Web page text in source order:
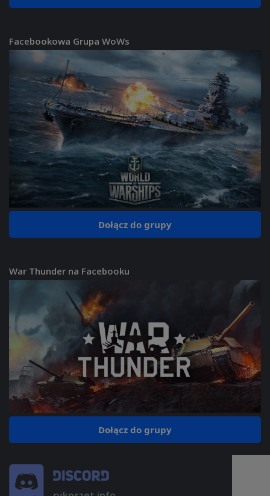
Facebookowa Grupa WoWs
Dołącz do grupy
War Thunder na Facebooku
Dołącz do grupy